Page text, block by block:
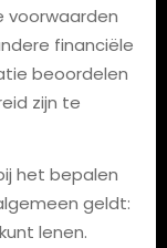
voorwaarden
financiële
beoordelen
zijn te
het bepalen
geldt:
lenen.